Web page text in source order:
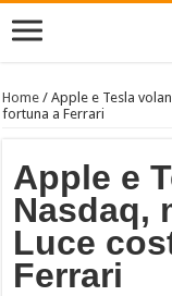
Home /Apple e Tesla
fortuna a Ferrari
Apple e
Nasdaq,
Luce
Ferrari